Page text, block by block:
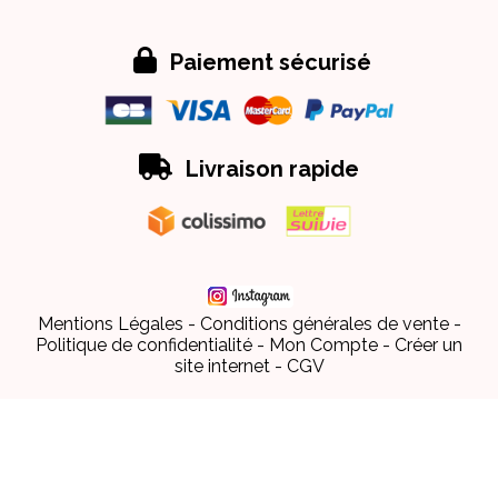
 Paiement sécurisé
 Livraison rapide
Mentions Légales
Conditions générales de vente
Politique de confidentialité
Mon Compte
Créer un
site internet
CGV